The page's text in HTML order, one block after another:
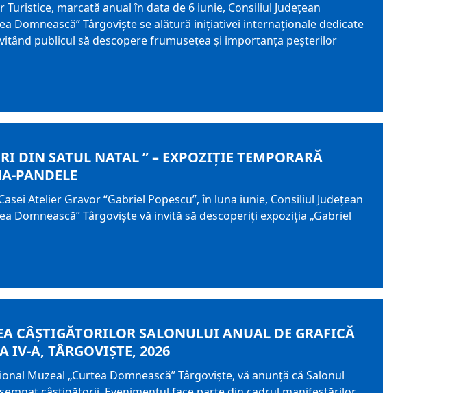
marcată anual în data de 6 iunie, Consiliul Județean
Domnească” Târgoviște se alătură inițiativei internaționale dedicate
publicul să descopere frumusețea și importanța peșterilor
DIN SATUL NATAL ” – EXPOZIȚIE TEMPORARĂ
PANDELE
Atelier Gravor “Gabriel Popescu”, în luna iunie, Consiliul Județean
Domnească” Târgoviște vă invită să descoperiți expoziția „Gabriel
CÂȘTIGĂTORILOR SALONULUI ANUAL DE GRAFICĂ
IV-A, TÂRGOVIȘTE, 2026
Muzeal „Curtea Domnească” Târgoviște, vă anunță că Salonul